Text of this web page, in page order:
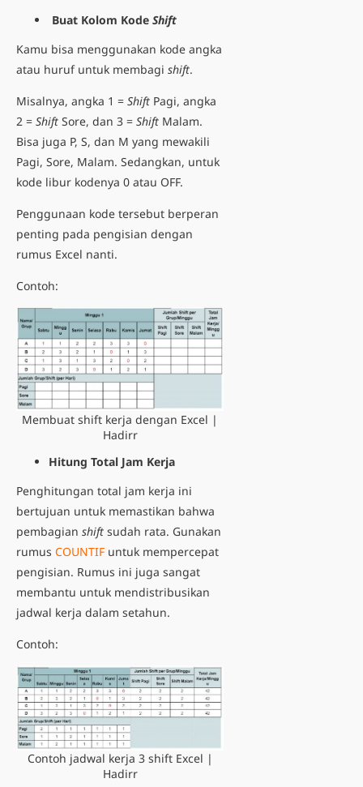
Buat Kolom Kode Shift
Kamu bisa menggunakan kode angka
atau huruf untuk membagi shift.
Misalnya, angka 1 = Shift Pagi, angka
2 = Shift Sore, dan 3 = Shift Malam.
Bisa juga P, S, dan M yang mewakili
Pagi, Sore, Malam. Sedangkan, untuk
kode libur kodenya 0 atau OFF.
Penggunaan kode tersebut berperan
penting pada pengisian dengan
rumus Excel nanti.
Contoh:
Membuat shift kerja dengan Excel |
Hadirr
Hitung Total Jam Kerja
Penghitungan total jam kerja ini
bertujuan untuk memastikan bahwa
pembagian shift sudah rata. Gunakan
rumus COUNTIF untuk mempercepat
pengisian. Rumus ini juga sangat
membantu untuk mendistribusikan
jadwal kerja dalam setahun.
Contoh:
Contoh jadwal kerja 3 shift Excel |
Hadirr